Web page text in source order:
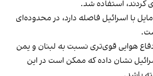
کردند، استفاده شد.
با اسرائیل فاصله دارد، در محدوده‌ای
هوایی قوی‌تری نسبت به لبنان و یمن
نشان داده که ممکن است در این